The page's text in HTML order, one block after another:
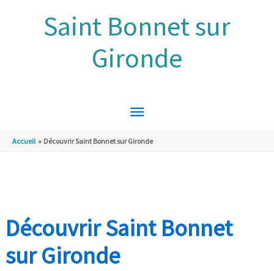
Saint Bonnet sur
Gironde
MENU
PRINCIPAL
Accueil Découvrir Saint Bonnet sur Gironde
Découvrir Saint Bonnet
sur Gironde